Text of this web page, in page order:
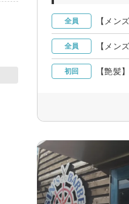
全員 【メン
全員 【メン
初回 【艶髪